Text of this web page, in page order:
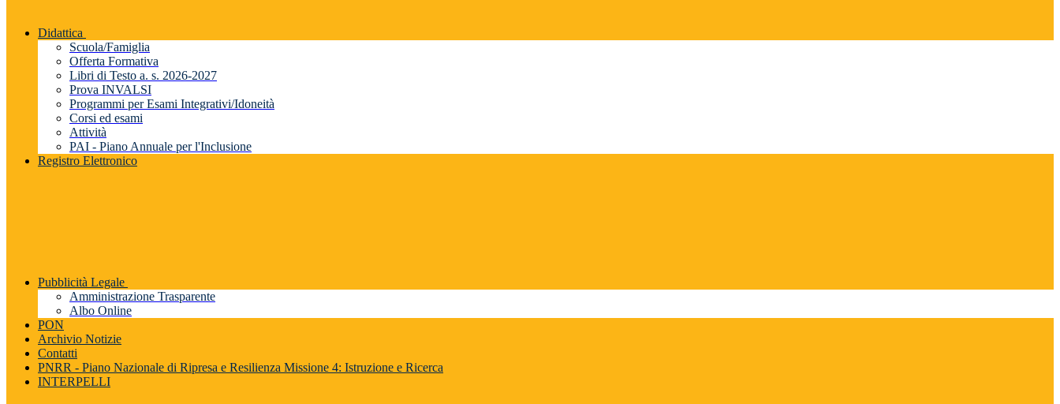
Didattica
Scuola/Famiglia
Offerta Formativa
Libri di Testo a. s. 2026-2027
Prova INVALSI
Programmi per Esami Integrativi/Idoneità
Corsi ed esami
Attività
PAI - Piano Annuale per l'Inclusione
Registro Elettronico
Pubblicità Legale
Amministrazione Trasparente
Albo Online
PON
Archivio Notizie
Contatti
PNRR - Piano Nazionale di Ripresa e Resilienza Missione 4: Istruzione e Ricerca
INTERPELLI